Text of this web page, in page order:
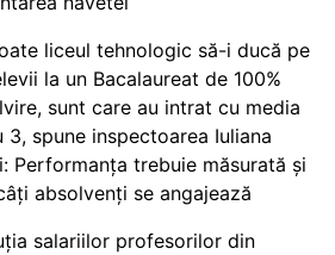
liceul tehnologic să-i ducă pe
la un Bacalaureat de 100%
sunt care au intrat cu media
3, spune inspectoarea Iuliana
Performanța trebuie măsurată și
absolvenți se angajează
salariilor profesorilor din